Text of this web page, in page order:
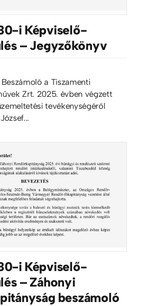
i Képviselő-
– Jegyzőkönyv
a Tiszamenti
Zrt. 2025. évben végzett
tevékenységéről
i Képviselő-
– Záhonyi
beszámoló